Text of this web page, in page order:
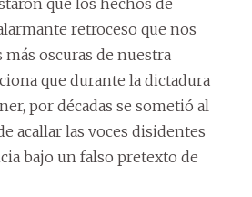
retroceso que nos
más oscuras de nuestra
que durante la dictadura
por décadas se sometió al
acallar las voces disidentes
bajo un falso pretexto de